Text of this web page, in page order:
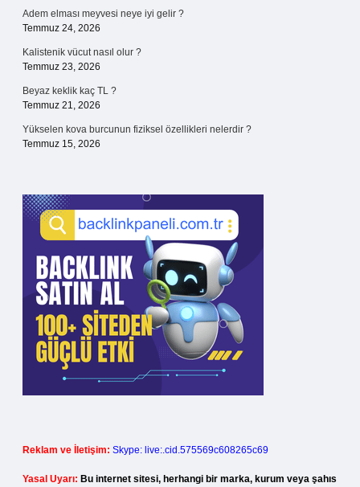
Adem elması meyvesi neye iyi gelir ?
Temmuz 24, 2026
Kalistenik vücut nasıl olur ?
Temmuz 23, 2026
Beyaz keklik kaç TL ?
Temmuz 21, 2026
Yükselen kova burcunun fiziksel özellikleri nelerdir ?
Temmuz 15, 2026
Reklam ve İletişim: Skype: live:.cid.575569c608265c69
Yasal Uyarı: Bu internet sitesi, herhangi bir marka, kurum veya şahıs